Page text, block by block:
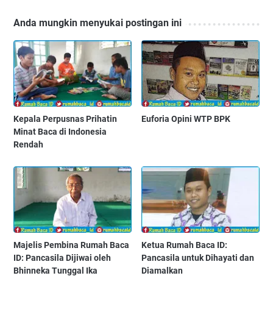
Anda mungkin menyukai postingan ini
Kepala Perpusnas Prihatin
Minat Baca di Indonesia
Rendah
Euforia Opini WTP BPK
Majelis Pembina Rumah Baca
ID: Pancasila Dijiwai oleh
Bhinneka Tunggal Ika
Ketua Rumah Baca ID:
Pancasila untuk Dihayati dan
Diamalkan